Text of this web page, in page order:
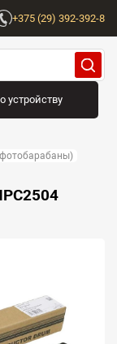
+375 (29) 392-392-8
устройству